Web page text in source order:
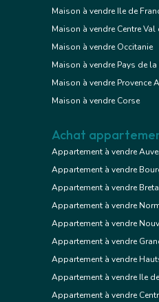
Maison à vendre Ile de
Maison à vendre Centre Val
Maison à vendre Occitanie
Maison à vendre Pays de la
Maison à vendre Provence
Maison à vendre Corse
Achat
Appartement à vendre
Appartement à vendre
Appartement à vendre
Appartement à vendre
Appartement à vendre
Appartement à vendre
Appartement à vendre
Appartement à vendre Ile
Appartement à vendre